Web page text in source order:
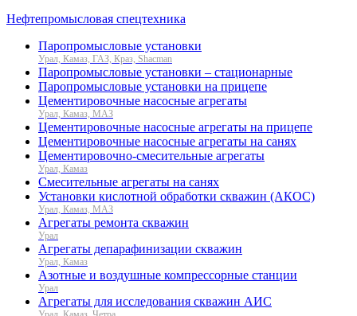
Нефтепромысловая спецтехника
Паропромысловые установки
Урал, Камаз, ГАЗ, Краз, Shacman
Паропромысловые установки – стационарные
Паропромысловые установки на прицепе
Цементировочные насосные агрегаты
Урал, Камаз, МАЗ
Цементировочные насосные агрегаты на прицепе
Цементировочные насосные агрегаты на санях
Цементировочно-смесительные агрегаты
Урал, Камаз
Смесительные агрегаты на санях
Установки кислотной обработки скважин (АКОС)
Урал, Камаз, МАЗ
Агрегаты ремонта скважин
Урал
Агрегаты депарафинизации скважин
Урал, Камаз
Азотные и воздушные компрессорные станции
Урал
Агрегаты для исследования скважин АИС